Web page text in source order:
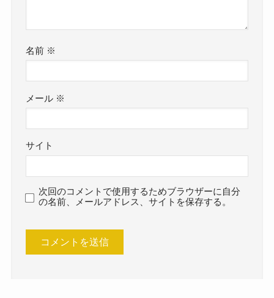
名前 ※
メール ※
サイト
次回のコメントで使用するためブラウザーに自分
の名前、メールアドレス、サイトを保存する。